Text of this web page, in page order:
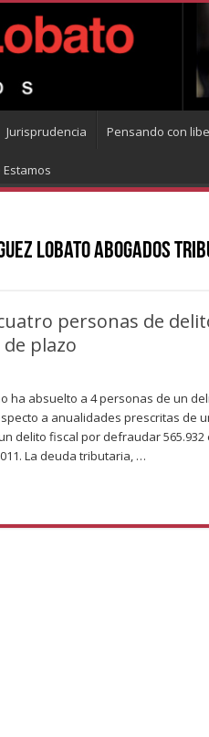
Jurisprudencia Pensando con
Lobato abogados
personas de
plazo
ha absuelto a 4 personas de un
a anualidades prescritas de
delito fiscal por defraudar 565.932
La deuda tributaria, …